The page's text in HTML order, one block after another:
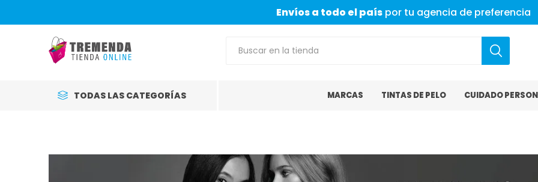
Envíos a todo el país por tu agencia de preferencia
TODAS LAS CATEGORÍAS MARCAS TINTAS DE PELO CUIDADO